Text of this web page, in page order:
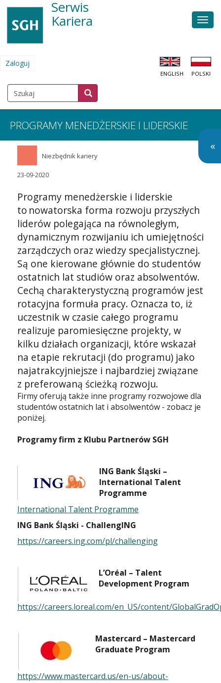
Przejdź
treści
Serwis
Kariera
MENU
UŻYTKOWNIKA
Zaloguj
ENGLISH POLSKI
SZUKAJ
Szukaj Szukaj
«
PROGRAMY MENEDŻERSKIE I LIDERSKIE
23-09-2020
Programy menedżerskie i liderskie
to nowatorska forma rozwoju przyszłych
liderów polegająca na równoległym,
dynamicznym rozwijaniu ich umiejętności
zarządczych oraz wiedzy specjalistycznej.
Są one kierowane głównie do studentów
ostatnich lat studiów oraz absolwentów.
Cechą charakterystyczną programów jest
rotacyjna formuła pracy. Oznacza to, iż
uczestnik w czasie całego programu
realizuje paromiesięczne projekty, w
kilku działach organizacji, które wskazał
na etapie rekrutacji (do programu) jako
najatrakcyjniejsze i najbardziej związane
z preferowaną ścieżką rozwoju.
Firmy oferują także inne programy rozwojowe dla
studentów ostatnich lat i absolwentów - zobacz je
poniżej.
Programy firm z Klubu Partnerów SGH
ING Bank Śląski –
International Talent
Programme
International Talent Programme
ING Bank Śląski - ChallengING
https://careers.ing.com/pl/challenging
L’Oréal – Talent
Development Program
https://careers.loreal.com/en_US/content/
Mastercard – Mastercard
Graduate Program
https://www.mastercard.us/en-us/about-
Niezbędnik kariery